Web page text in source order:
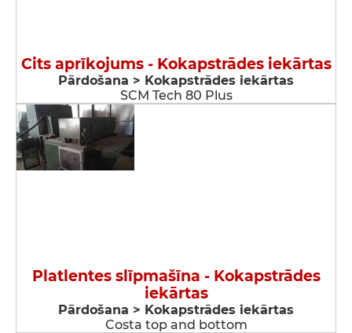
Cits aprīkojums - Kokapstrādes iekārtas
Pārdošana > Kokapstrādes iekārtas
SCM Tech 80 Plus
Platlentes slīpmašīna - Kokapstrādes
iekārtas
Pārdošana > Kokapstrādes iekārtas
Costa top and bottom